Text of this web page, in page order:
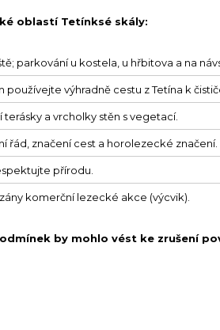
oblastí Tetínksé skály:
parkování u kostela, u hřbitova a na
používejte výhradně cestu z Tetína k
terásky a vrcholky stěn s vegetací.
řád, značení cest a horolezecké značení.
přírodu.
komerční lezecké akce (výcvik).
by mohlo vést ke zrušení